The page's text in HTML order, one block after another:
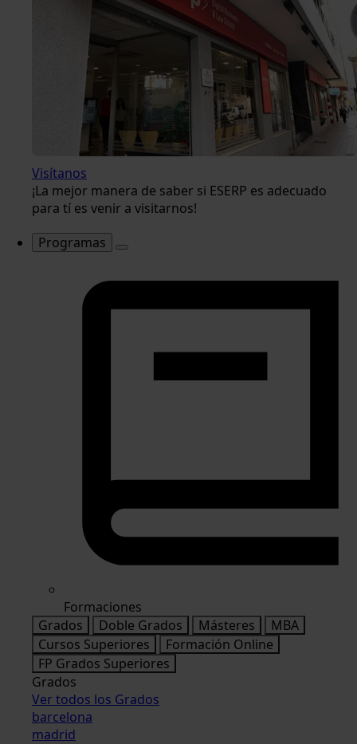
Visítanos
¡La mejor manera de saber si ESERP es adecuado
para tí es venir a visitarnos!
Programas
Formaciones
Grados
Doble Grados Másteres
MBA
Cursos Superiores
Formación Online
FP Grados Superiores
Grados
Ver todos los Grados
barcelona
madrid